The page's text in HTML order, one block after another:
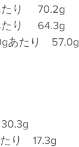
そうめん（乾麺）100gあたり	70.2g
ラーメン（生麺）120gあたり	64.3g
　57.0g
（乾燥）20g	あたり　17.3g